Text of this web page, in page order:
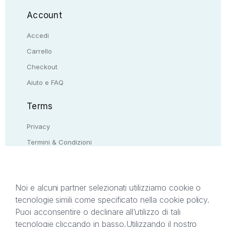
Account
Accedi
Carrello
Checkout
Aiuto e FAQ
Terms
Privacy
Termini & Condizioni
Il presente sito web è di proprietà di StreetLib S.r.l.
C.F. e P.IVA 05338720963. StreetLib S.r.l. è
Noi e alcuni partner selezionati utilizziamo cookie o
tecnologie simili come specificato nella cookie policy.
Puoi acconsentire o declinare all’utilizzo di tali
tecnologie cliccando in basso.Utilizzando il nostro